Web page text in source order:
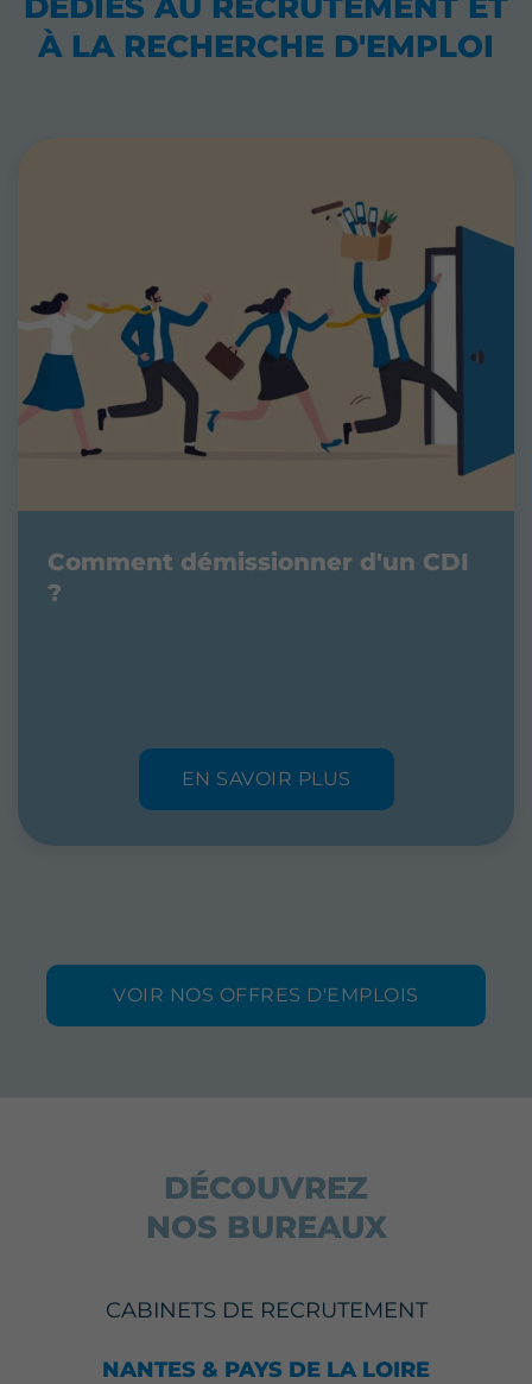
À LA RECHERCHE D'EMPLOI
Comment démissionner d'un CDI
?
EN SAVOIR PLUS
VOIR NOS OFFRES D'EMPLOIS
DÉCOUVREZ
NOS BUREAUX
CABINETS DE RECRUTEMENT
NANTES & PAYS DE LA LOIRE